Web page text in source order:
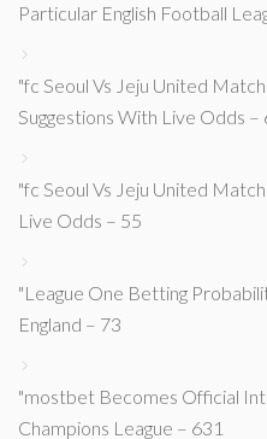
Particular English Football
"fc Seoul Vs Jeju United
Suggestions With Live Odds –
"fc Seoul Vs Jeju United
Live Odds – 55
"League One Betting
England – 73
"mostbet Becomes Official
Champions League – 631